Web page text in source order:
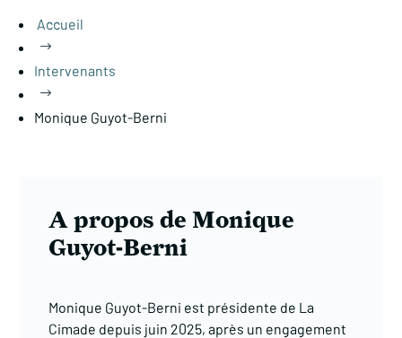
Accueil
$
Intervenants
$
Monique Guyot-Berni
A propos de Monique
Guyot-Berni
Monique Guyot-Berni est présidente de La
Cimade depuis juin 2025, après un engagement